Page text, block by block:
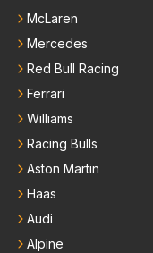
McLaren
Mercedes
Red Bull Racing
Ferrari
Williams
Racing Bulls
Aston Martin
Haas
Audi
Alpine